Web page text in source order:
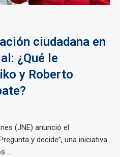
ciudadana en
¿Qué le
y Roberto
(JNE) anunció el
y decide”, una iniciativa
...